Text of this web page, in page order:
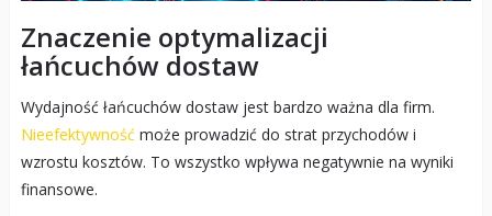
Znaczenie optymalizacji
łańcuchów dostaw
Wydajność łańcuchów dostaw jest bardzo ważna dla firm.
Nieefektywnośćmoże prowadzić do strat przychodów i
wzrostu kosztów. To wszystko wpływa negatywnie na wyniki
finansowe.